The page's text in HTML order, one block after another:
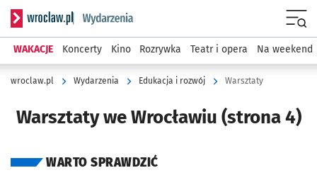
Serwis informacyjny wroclaw.pl podserwis: Wydarzenia
WAKACJE Koncerty Kino Rozrywka Teatr i opera Na weekend
wroclaw.pl Wydarzenia Edukacja i rozwój Warsztaty
Warsztaty we Wrocławiu (strona 4)
WARTO SPRAWDZIĆ